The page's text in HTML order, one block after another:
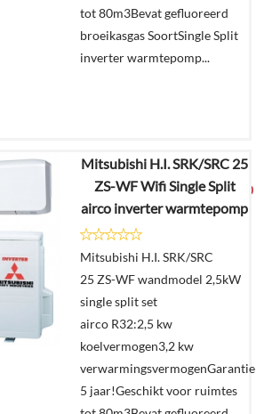
tot 80m3Bevat gefluoreerd
broeikasgas SoortSingle Split
inverter warmtepomp...
€4.014,78
€2.099,00
Offerte
winkelmand
Mitsubishi H.I. SRK/SRC 25
ZS-WF Wifi Single Split
airco inverter warmtepomp
Mitsubishi H.I. SRK/SRC
25 ZS-WF wandmodel 2,5kW
single split set
airco R32:2,5 kw
koelvermogen3,2 kw
verwarmingsvermogenGarantie
5 jaar!Geschikt voor ruimtes